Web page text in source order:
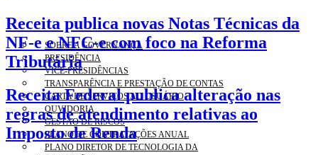
SOBRE A GOVERNANÇA
PRESIDÊNCIA
VICE-PRESIDÊNCIAS
TRANSPARÊNCIA E PRESTAÇÃO DE CONTAS
CARTA DE SERVIÇOS AO USUÁRIO
OUVIDORIA
GESTÃO DE RISCOS
PLANO DE CONTRATAÇÕES ANUAL
PLANO DIRETOR DE TECNOLOGIA DA
Receita publica novas Notas Técnicas da
NF-e e NFC-e com foco na Reforma
Tributária
Receita Federal publica alteração nas
regras de atendimento relativas ao
Imposto de Renda